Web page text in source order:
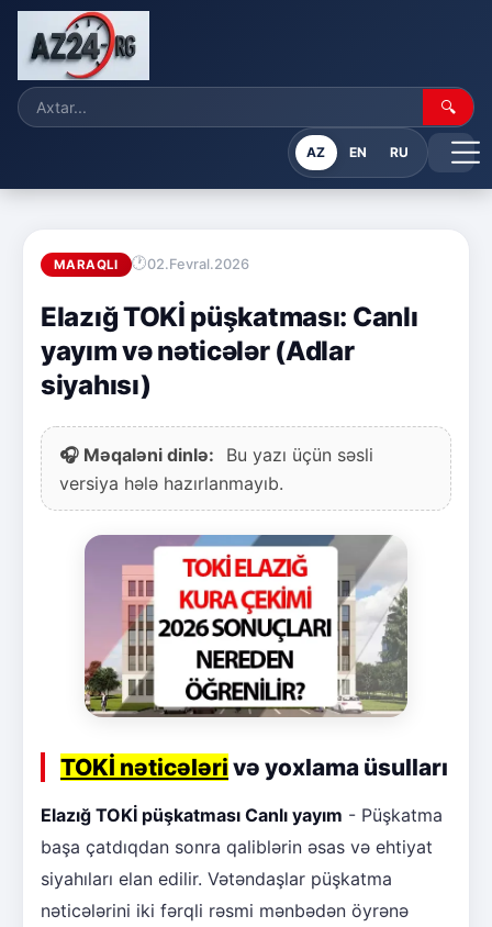
🔍
AZ EN RU
MARAQLI 02.Fevral.2026
Elazığ TOKİ püşkatması: Canlı
yayım və nəticələr (Adlar
siyahısı)
🎧 Məqaləni dinlə:
Bu yazı üçün səsli
versiya hələ hazırlanmayıb.
TOKİ nəticələri və yoxlama üsulları
Elazığ TOKİ püşkatması Canlı yayım - Püşkatma
başa çatdıqdan sonra qaliblərin əsas və ehtiyat
siyahıları elan edilir. Vətəndaşlar püşkatma
nəticələrini iki fərqli rəsmi mənbədən öyrənə